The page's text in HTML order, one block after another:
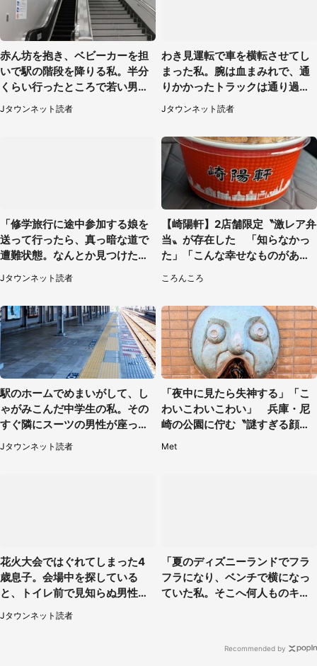
赤ん坊を抱き、ベビーカーを担
いで駅の階段を降りる私。半分
くらい行ったところで若い男性
が...（埼玉県・50代女性）
Jタウンネット読者
わき見運転で車を横転させてし
まった私。腕は血まみれで、通
りかかったトラックは通り過ぎ
ていき...（福岡県・30代女性）
Jタウンネット読者
「修学旅行に途中参加する娘を
送って行ったら、真っ暗な道で
遭難状態。なんとか見つけた民
家に助けを求めると、住人の男
性が...」
Jタウンネット読者
【崎陽軒】2店舗限定〝激レア弁
当〟が存在した 「知らなかっ
た」「こんな幸せなものがあっ
ころんころ
駅のホームでめまいがして、し
ゃがみこんだ中学生の私。その
すぐ隣にスーツの男性が座って
きて（千葉県・20代女性）
Jタウンネット読者
「夜中に見たら失神する」「こ
わいこわいこわい」 兵庫・尼
崎の公園に佇む〝謎すぎる顔〟
Met
花火大会ではぐれてしまった4
歳息子。会場中を探している
と、トイレ前で見知らぬ男性に
（東京都・女性）
Jタウンネット読者
「夏のディズニーランドでフラ
フラになり、ベンチで横になっ
ていた私。そこへ何人ものキャ
Recommended by